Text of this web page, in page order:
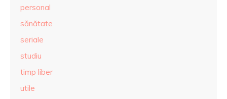
personal
sănătate
seriale
studiu
timp liber
utile